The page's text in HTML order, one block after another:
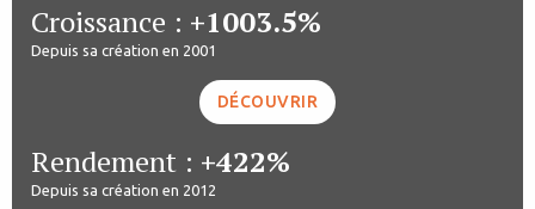
Croissance : +1003.5%
Depuis sa création en 2001
DÉCOUVRIR
Rendement : +422%
Depuis sa création en 2012